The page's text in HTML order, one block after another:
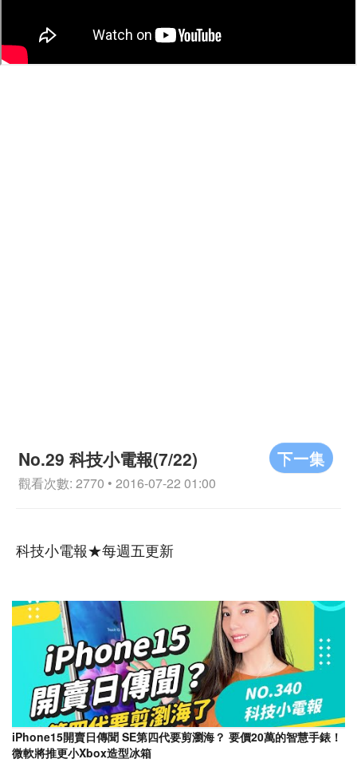
下一集
No.29 科技小電報(7/22)
觀看次數: 2770 • 2016-07-22 01:00
科技小電報★每週五更新
iPhone15開賣日傳聞 SE第四代要剪瀏海？ 要價20萬的智慧手錶！
微軟將推更小Xbox造型冰箱